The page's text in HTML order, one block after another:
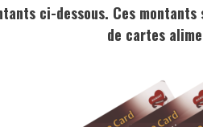
ci-dessous. Ces
de cartes